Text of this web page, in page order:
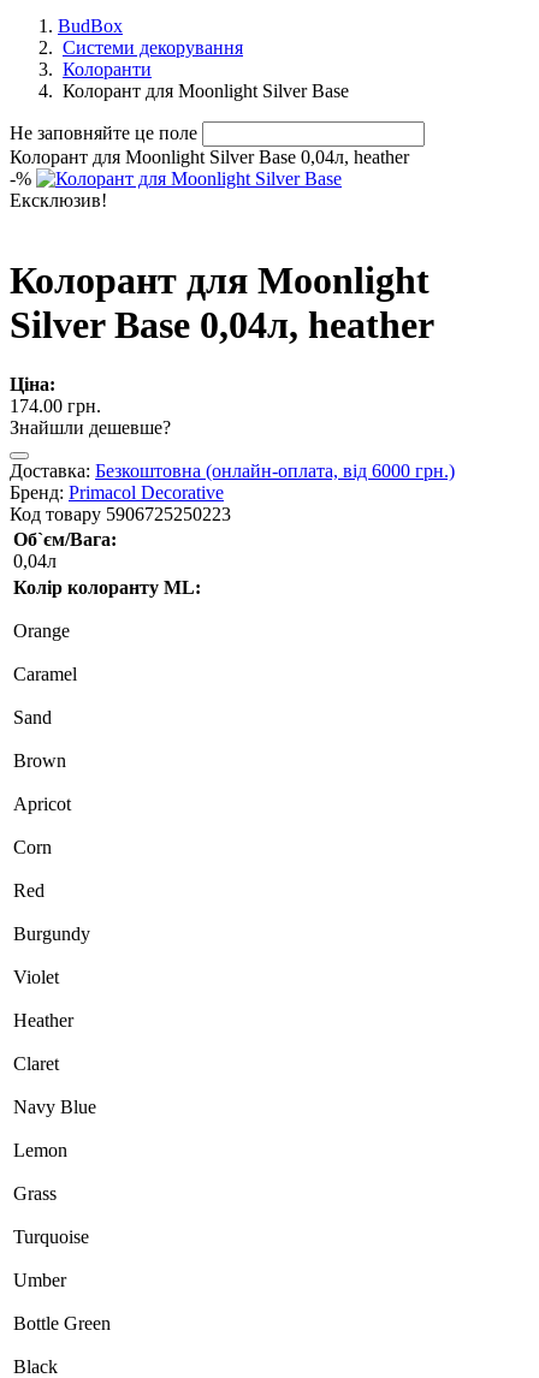
BudBox
Системи декорування
Колоранти
Колорант для Moonlight Silver Base
Не заповняйте це поле
Колорант для Moonlight Silver Base 0,04л, heather
-%
Ексклюзив!
Колорант для Moonlight
Silver Base 0,04л, heather
Ціна:
174.00 грн.
Знайшли дешевше?
Доставка: Безкоштовна (онлайн-оплата, від 6000 грн.)
Бренд: Primacol Decorative
Код товару 5906725250223
Об`єм/Вага:
0,04л
Колір колоранту ML:
Orange
Caramel
Sand
Brown
Apricot
Corn
Red
Burgundy
Violet
Heather
Claret
Navy Blue
Lemon
Grass
Turquoise
Umber
Bottle Green
Black